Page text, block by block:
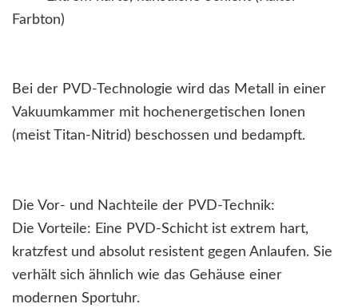
Farbton)
Bei der PVD-Technologie wird das Metall in einer
Vakuumkammer mit hochenergetischen Ionen
(meist Titan-Nitrid) beschossen und bedampft.
Die Vor- und Nachteile der PVD-Technik:
Die Vorteile: Eine PVD-Schicht ist extrem hart,
kratzfest und absolut resistent gegen Anlaufen. Sie
verhält sich ähnlich wie das Gehäuse einer
modernen Sportuhr.